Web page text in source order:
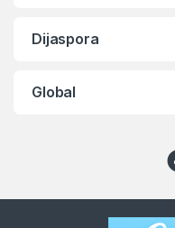
Dijaspora
Global